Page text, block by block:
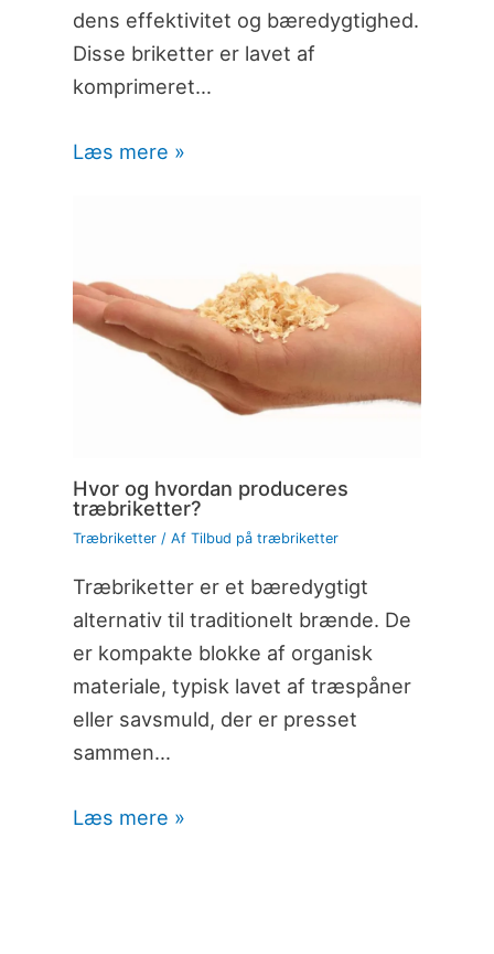
dens effektivitet og bæredygtighed.
Disse briketter er lavet af
komprimeret…
Læs mere »
Hvor og hvordan produceres
træbriketter?
Træbriketter/ Af Tilbud på træbriketter
Træbriketter er et bæredygtigt
alternativ til traditionelt brænde. De
er kompakte blokke af organisk
materiale, typisk lavet af træspåner
eller savsmuld, der er presset
sammen…
Læs mere »